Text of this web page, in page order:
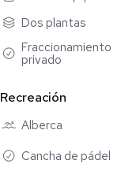
para vivir o rentar
💣 Ideal para:
✔️ Vivir cómodo
✔️ Invertir con buena
✔️ Generar rentas
🌐
Dos plantas
Fraccionamiento
privado
Recreación
Alberca
Cancha de pádel